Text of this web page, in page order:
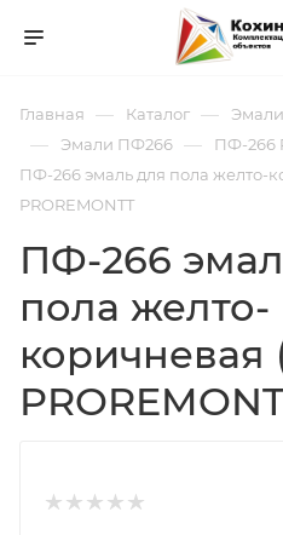
Главная — Каталог —
— Эмали ПФ266 — ПФ-266
ПФ-266 эмаль для пола желто-
PROREMONTT
ПФ-266
пола желто-
коричневая